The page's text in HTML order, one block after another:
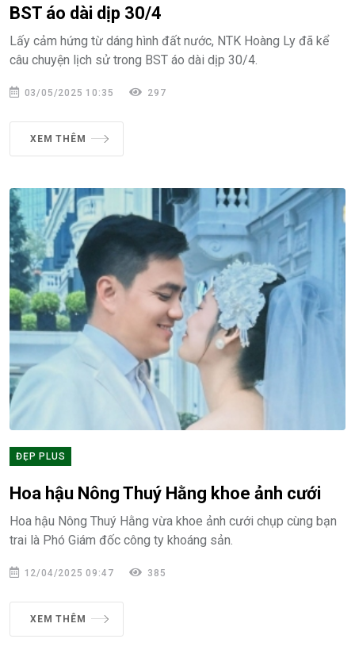
BST áo dài dịp 30/4
Lấy cảm hứng từ dáng hình đất nước, NTK Hoàng Ly đã kể
câu chuyện lịch sử trong BST áo dài dịp 30/4.
03/05/2025 10:35 297
XEM THÊM
ĐẸP PLUS
Hoa hậu Nông Thuý Hằng khoe ảnh cưới
Hoa hậu Nông Thuý Hằng vừa khoe ảnh cưới chụp cùng bạn
trai là Phó Giám đốc công ty khoáng sản.
12/04/2025 09:47 385
XEM THÊM